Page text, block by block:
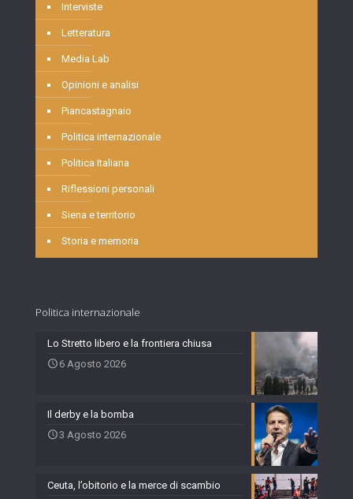
Interviste
Letteratura
Media Lab
Opinioni e analisi
Piancastagnaio
Politica internazionale
Politica Italiana
Riflessioni personali
Siena e territorio
Storia e memoria
Politica internazionale
Lo Stretto libero e la frontiera chiusa
6 Agosto 2026
Il derby e la bomba
3 Agosto 2026
Ceuta, l’obitorio e la merce di scambio